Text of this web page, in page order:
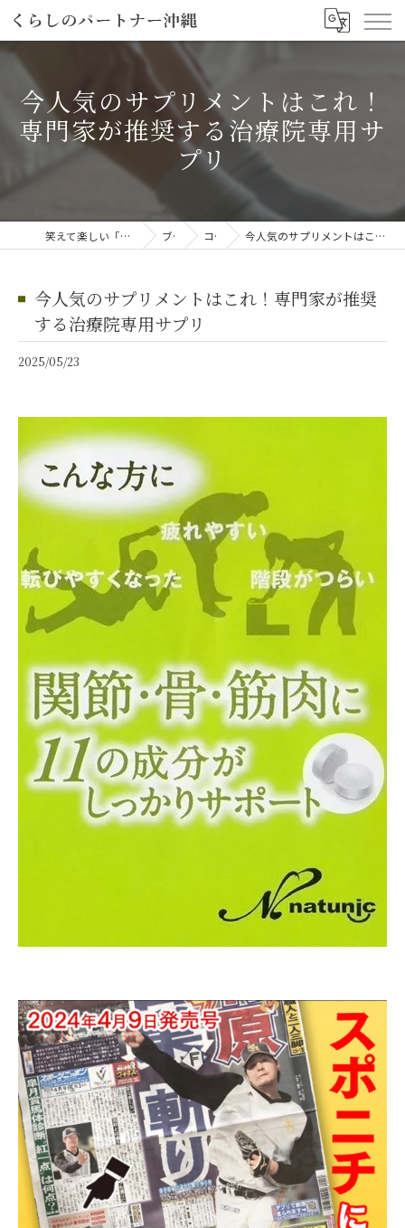
今人気のサプリメントはこれ！
専門家が推奨する治療院専用サ
プリ
笑えて楽しい「笑える介護予防体操教室」 ブログ コラム 今人気のサプリメントはこれ！専門家が推奨する治療院専用サプリ
今人気のサプリメントはこれ！専門家が推奨
する治療院専用サプリ
2025/05/23